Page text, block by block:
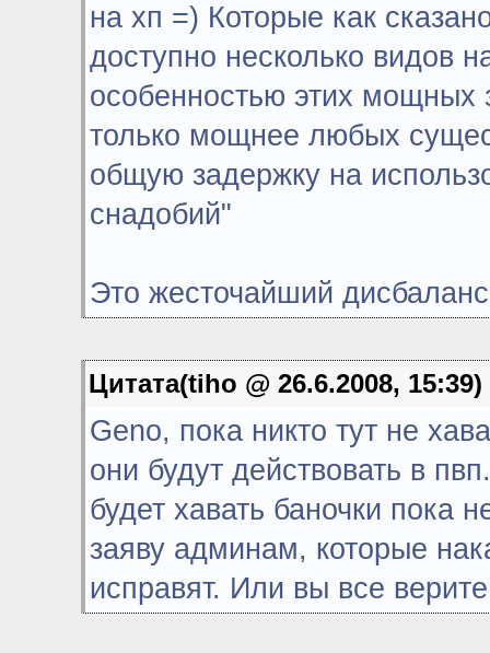
на хп =) Которые как
доступно несколько видов
особенностью этих мощных
только мощнее любых
общую задержку на
снадобий"
Это жесточайший
Цитата(tiho @ 26.6.2008, 15:39)
Geno, пока никто тут не
они будут действовать в
будет хавать баночки пока
заяву админам, которые
исправят. Или вы все